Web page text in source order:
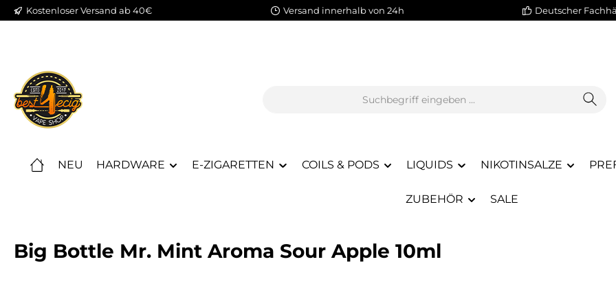
Hauptinhalt springen
Zur Suche springen
Zur Hauptnavigation springen
Kostenloser Versand ab 40€ Versand innerhalb von 24h Deutscher
NEU HARDWARE E-ZIGARETTEN COILS & PODS LIQUIDS NIKOTINSALZE
ZUBEHÖR SALE
Big Bottle Mr. Mint Aroma Sour Apple 10ml